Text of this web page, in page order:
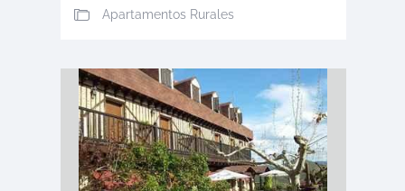
Apartamentos Rurales